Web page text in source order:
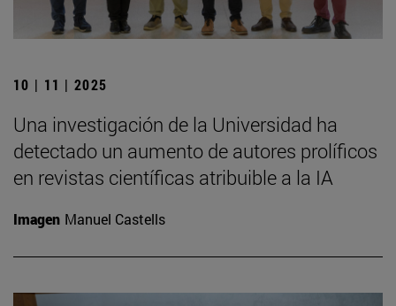
10 | 11 | 2025
Una investigación de la Universidad ha
detectado un aumento de autores prolíficos
en revistas científicas atribuible a la IA
Imagen Manuel Castells